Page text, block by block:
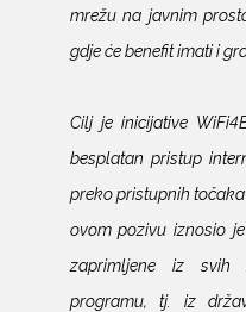
mrežu na javnim
gdje će benefit imati i
Cilj je inicijative
besplatan pristup
preko pristupnih
ovom pozivu iznosio
zaprimljene iz svih
programu, tj. iz